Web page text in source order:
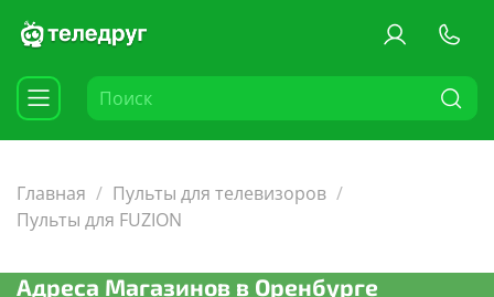
Главная
Пульты для телевизоров
Пульты для FUZION
Адреса Магазинов в Оренбурге